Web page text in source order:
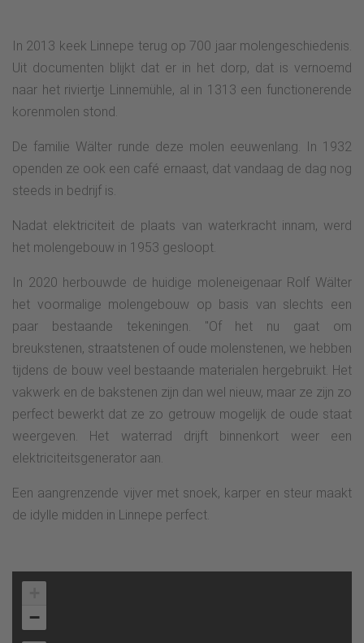
In 2013 keek Linnepe terug op 700 jaar molengeschiedenis.
Uit documenten blijkt dat er in het dorp, dat is vernoemd
naar het riviertje Linnemühle, al in 1313 een functionerende
korenmolen stond.
De familie Wälter runde deze molen eeuwenlang. In 1932
openden ze ook een café ernaast, dat vandaag de dag nog
steeds in bedrijf is.
Nadat elektriciteit de plaats van waterkracht innam, werd
het molengebouw in 1953 gesloopt.
In 2020 herbouwde de huidige moleneigenaar Rolf Wälter
het voormalige molengebouw op basis van slechts een
paar bestaande tekeningen. "Of het nu gaat om
breukstenen, straatstenen of oude molenstenen, we hebben
tijdens de bouw veel bestaande materialen hergebruikt. Het
vakwerk en de bakstenen zijn dan wel nieuw, maar ze zijn zo
perfect bewerkt dat ze zo getrouw mogelijk de oude staat
weergeven. Het waterrad drijft binnenkort weer een
elektriciteitsgenerator aan.
Een aangrenzende vijver met snoek, karper en steur maakt
de idylle midden in Linnepe perfect.
−